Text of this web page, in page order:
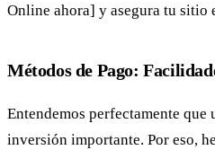
Online ahora] y asegura tu sitio
Métodos de Pago:
Entendemos perfectamente que
inversión importante. Por eso,